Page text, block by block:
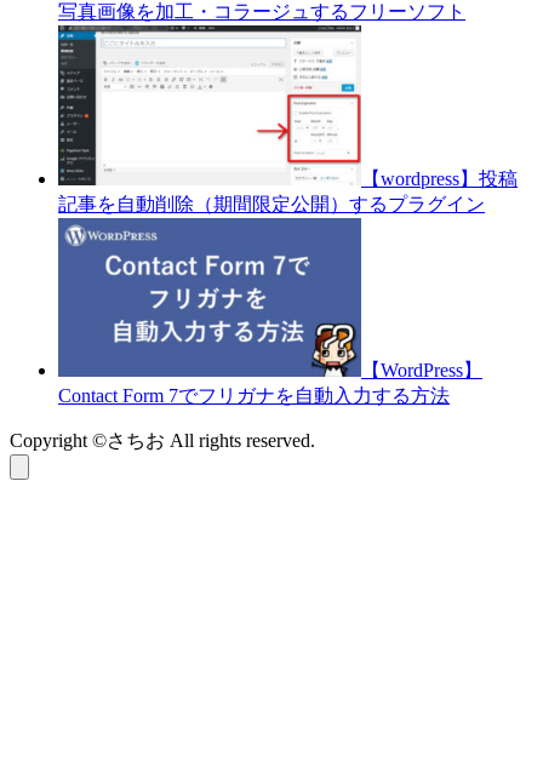
写真画像を加工・コラージュするフリーソフト
【wordpress】投稿
記事を自動削除（期間限定公開）するプラグイン
【WordPress】
Contact Form 7でフリガナを自動入力する方法
Copyright ©さちお All rights reserved.